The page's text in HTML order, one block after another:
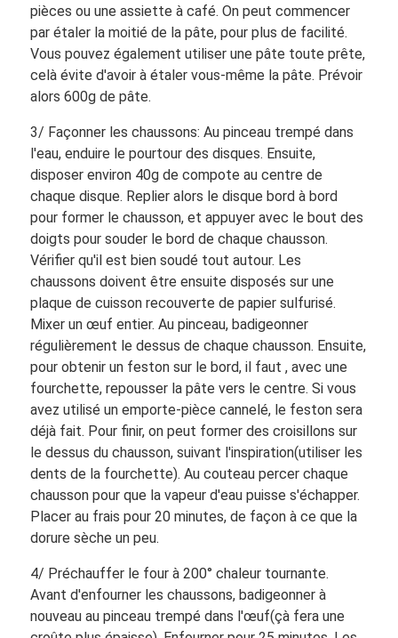
pièces ou une assiette à café. On peut commencer
par étaler la moitié de la pâte, pour plus de facilité.
Vous pouvez également utiliser une pâte toute prête,
celà évite d'avoir à étaler vous-même la pâte. Prévoir
alors 600g de pâte.
3/ Façonner les chaussons: Au pinceau trempé dans
l'eau, enduire le pourtour des disques. Ensuite,
disposer environ 40g de compote au centre de
chaque disque. Replier alors le disque bord à bord
pour former le chausson, et appuyer avec le bout des
doigts pour souder le bord de chaque chausson.
Vérifier qu'il est bien soudé tout autour. Les
chaussons doivent être ensuite disposés sur une
plaque de cuisson recouverte de papier sulfurisé.
Mixer un œuf entier. Au pinceau, badigeonner
régulièrement le dessus de chaque chausson. Ensuite,
pour obtenir un feston sur le bord, il faut , avec une
fourchette, repousser la pâte vers le centre. Si vous
avez utilisé un emporte-pièce cannelé, le feston sera
déjà fait. Pour finir, on peut former des croisillons sur
le dessus du chausson, suivant l'inspiration(utiliser les
dents de la fourchette). Au couteau percer chaque
chausson pour que la vapeur d'eau puisse s'échapper.
Placer au frais pour 20 minutes, de façon à ce que la
dorure sèche un peu.
4/ Préchauffer le four à 200° chaleur tournante.
Avant d'enfourner les chaussons, badigeonner à
nouveau au pinceau trempé dans l'œuf(çà fera une